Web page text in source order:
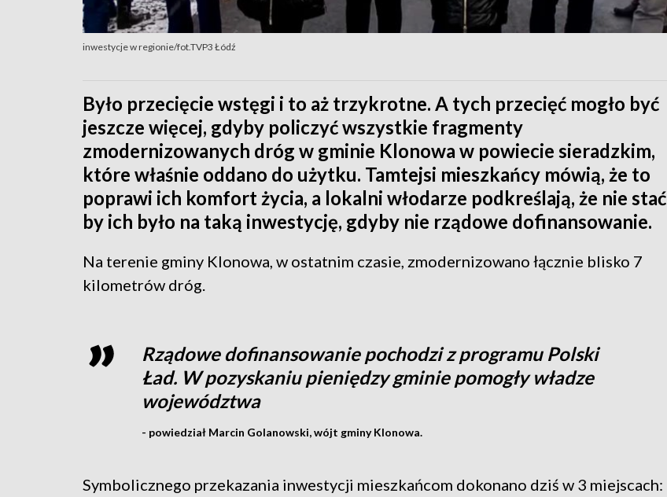
inwestycje w regionie/fot.TVP3 Łódź
Było przecięcie wstęgi i to aż trzykrotne. A tych przecięć mogło być
jeszcze więcej, gdyby policzyć wszystkie fragmenty
zmodernizowanych dróg w gminie Klonowa w powiecie sieradzkim,
które właśnie oddano do użytku. Tamtejsi mieszkańcy mówią, że to
poprawi ich komfort życia, a lokalni włodarze podkreślają, że nie stać
by ich było na taką inwestycję, gdyby nie rządowe dofinansowanie.
Na terenie gminy Klonowa, w ostatnim czasie, zmodernizowano łącznie blisko 7
kilometrów dróg.
Rządowe dofinansowanie pochodzi z programu Polski
Ład. W pozyskaniu pieniędzy gminie pomogły władze
województwa
- powiedział Marcin Golanowski, wójt gminy Klonowa.
Symbolicznego przekazania inwestycji mieszkańcom dokonano dziś w 3 miejscach: